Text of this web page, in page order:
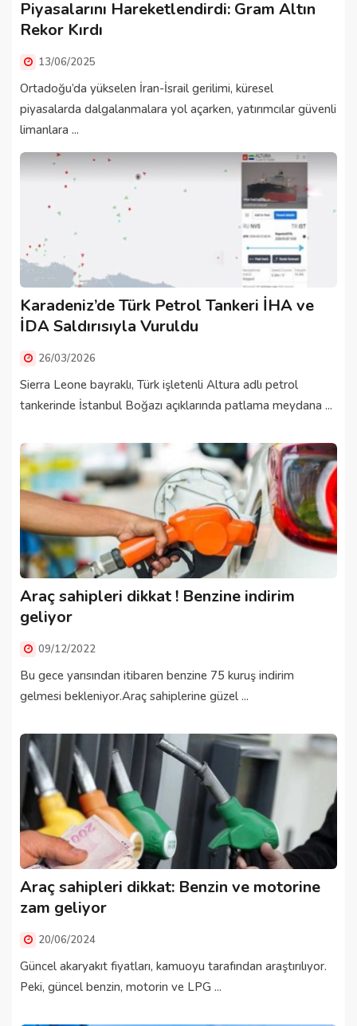
Piyasalarını Hareketlendirdi: Gram Altın
Rekor Kırdı
13/06/2025
Ortadoğu’da yükselen İran-İsrail gerilimi, küresel
piyasalarda dalgalanmalara yol açarken, yatırımcılar güvenli
limanlara ...
Karadeniz’de Türk Petrol Tankeri İHA ve
İDA Saldırısıyla Vuruldu
26/03/2026
Sierra Leone bayraklı, Türk işletenli Altura adlı petrol
tankerinde İstanbul Boğazı açıklarında patlama meydana ...
Araç sahipleri dikkat ! Benzine indirim
geliyor
09/12/2022
Bu gece yarısından itibaren benzine 75 kuruş indirim
gelmesi bekleniyor.Araç sahiplerine güzel ...
Araç sahipleri dikkat: Benzin ve motorine
zam geliyor
20/06/2024
Güncel akaryakıt fiyatları, kamuoyu tarafından araştırılıyor.
Peki, güncel benzin, motorin ve LPG ...